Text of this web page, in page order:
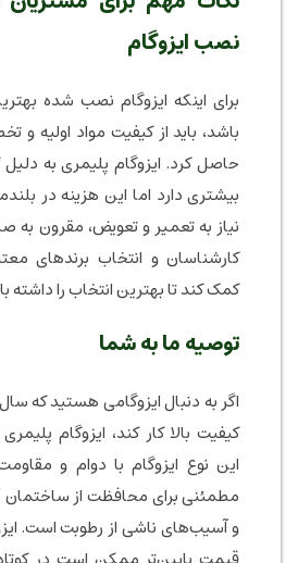
نصب ایزوگام
برای اینکه ایزوگام نصب شده
باشد، باید از کیفیت مواد اولیه
حاصل کرد. ایزوگام پلیمری به دلیل
بیشتری دارد اما این هزینه در
نیاز به تعمیر و تعویض، مقرون
کارشناسان و انتخاب برندهای
کمک کند تا بهترین انتخاب را داشته
توصیه ما به شما
اگر به دنبال ایزوگامی هستید که
کیفیت بالا کار کند، ایزوگام
این نوع ایزوگام با دوام و
مطمئنی برای محافظت از ساختمان
و آسیب‌های ناشی از رطوبت است.